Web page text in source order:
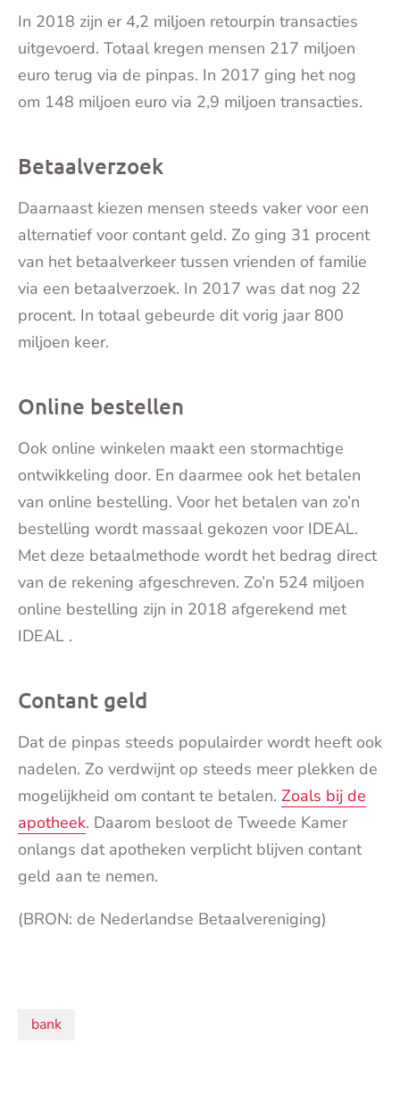
In 2018 zijn er 4,2 miljoen retourpin transacties
uitgevoerd. Totaal kregen mensen 217 miljoen
euro terug via de pinpas. In 2017 ging het nog
om 148 miljoen euro via 2,9 miljoen transacties.
Betaalverzoek
Daarnaast kiezen mensen steeds vaker voor een
alternatief voor contant geld. Zo ging 31 procent
van het betaalverkeer tussen vrienden of familie
via een betaalverzoek. In 2017 was dat nog 22
procent. In totaal gebeurde dit vorig jaar 800
miljoen keer.
Online bestellen
Ook online winkelen maakt een stormachtige
ontwikkeling door. En daarmee ook het betalen
van online bestelling. Voor het betalen van zo’n
bestelling wordt massaal gekozen voor IDEAL.
Met deze betaalmethode wordt het bedrag direct
van de rekening afgeschreven. Zo’n 524 miljoen
online bestelling zijn in 2018 afgerekend met
IDEAL .
Contant geld
Dat de pinpas steeds populairder wordt heeft ook
nadelen. Zo verdwijnt op steeds meer plekken de
mogelijkheid om contant te betalen. Zoals bij de
apotheek. Daarom besloot de Tweede Kamer
onlangs dat apotheken verplicht blijven contant
geld aan te nemen.
(BRON: de Nederlandse Betaalvereniging)
Onderwerpen:
bank